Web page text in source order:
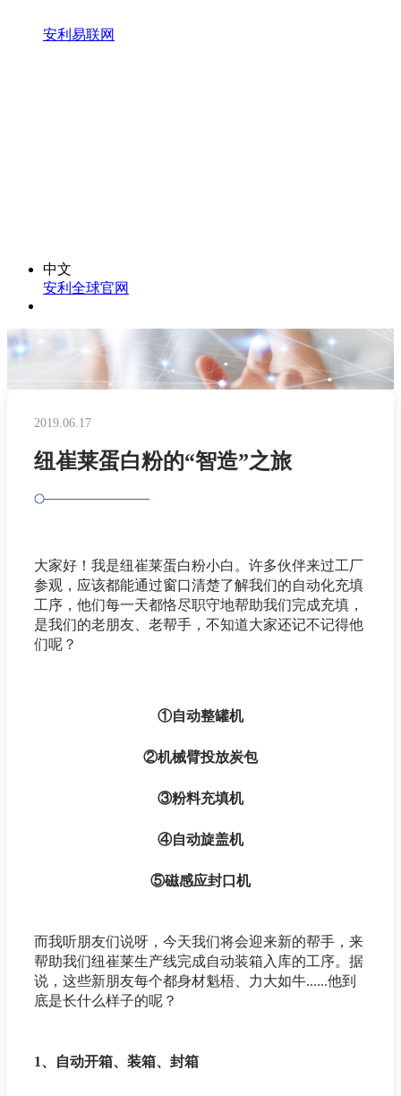
安利易联网
中文
安利全球官网
2019.06.17
纽崔莱蛋白粉的“智造”之旅
大家好！我是纽崔莱蛋白粉小白。许多伙伴来过工厂
参观，应该都能通过窗口清楚了解我们的自动化充填
工序，他们每一天都恪尽职守地帮助我们完成充填，
是我们的老朋友、老帮手，不知道大家还记不记得他
们呢？
①自动整罐机
②机械臂投放炭包
③粉料充填机
④自动旋盖机
⑤磁感应封口机
而我听朋友们说呀，今天我们将会迎来新的帮手，来
帮助我们纽崔莱生产线完成自动装箱入库的工序。据
说，这些新朋友每个都身材魁梧、力大如牛......他到
底是长什么样子的呢？
1、自动开箱、装箱、封箱